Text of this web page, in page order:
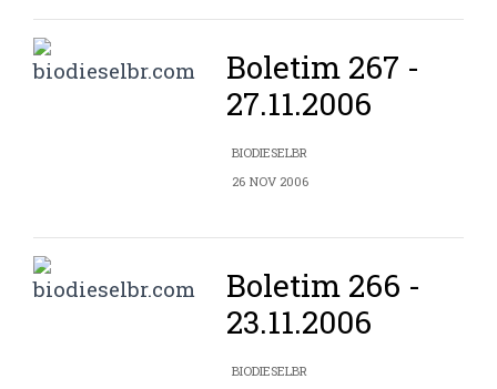
Boletim 267 -
27.11.2006
BIODIESELBR
26 NOV 2006
Boletim 266 -
23.11.2006
BIODIESELBR